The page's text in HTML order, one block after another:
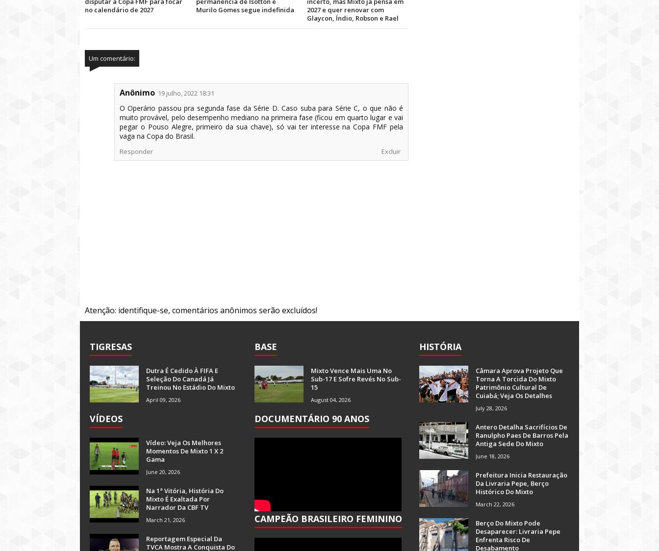
no calendário de 2027
Murilo Gomes segue indefinida
2027 e quer renovar com
Glaycon, Índio, Robson e Rael
Um comentário:
Anônimo 19 julho, 2022 18:31
O Operário passou pra segunda fase da Série D. Caso suba para Série C, o que não é
muito provável, pelo desempenho mediano na primeira fase (ficou em quarto lugar e vai
pegar o Pouso Alegre, primeiro da sua chave), só vai ter interesse na Copa FMF pela
vaga na Copa do Brasil.
Responder Excluir
Atenção: identifique-se, comentários anônimos serão excluídos!
TIGRESAS
Dutra É Cedido À FIFA E
Seleção Do Canadá Já
Treinou No Estádio Do Mixto
April 09, 2026
VÍDEOS
Vídeo: Veja Os Melhores
Momentos De Mixto 1 X 2
Gama
June 20, 2026
Na 1ª Vitória, História Do
Mixto É Exaltada Por
Narrador Da CBF TV
March 21, 2026
Reportagem Especial Da
TVCA Mostra A Conquista Do
BASE
Mixto Vence Mais Uma No
Sub-17 E Sofre Revés No Sub-
15
August 04, 2026
DOCUMENTÁRIO 90 ANOS
CAMPEÃO BRASILEIRO FEMININO
HISTÓRIA
Câmara Aprova Projeto Que
Torna A Torcida Do Mixto
Patrimônio Cultural De
Cuiabá; Veja Os Detalhes
July 28, 2026
Antero Detalha Sacrifícios De
Ranulpho Paes De Barros Pela
Antiga Sede Do Mixto
June 18, 2026
Prefeitura Inicia Restauração
Da Livraria Pepe, Berço
Histórico Do Mixto
March 22, 2026
Berço Do Mixto Pode
Desaparecer: Livraria Pepe
Enfrenta Risco De
Desabamento